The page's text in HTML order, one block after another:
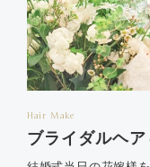
Hair Make
ブライダルヘア